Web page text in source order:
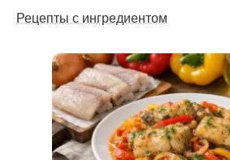
Рецепты с ингредиентом